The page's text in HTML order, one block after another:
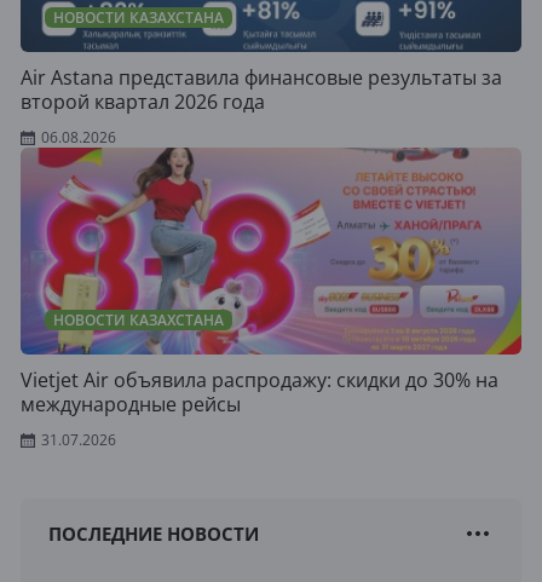
НОВОСТИ КАЗАХСТАНА
Air Astana представила финансовые результаты за
второй квартал 2026 года
06.08.2026
НОВОСТИ КАЗАХСТАНА
Vietjet Air объявила распродажу: скидки до 30% на
международные рейсы
31.07.2026
ПОСЛЕДНИЕ НОВОСТИ